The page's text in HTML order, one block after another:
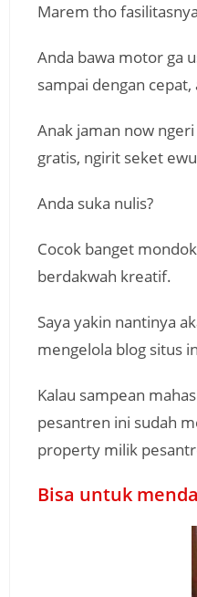
Marem tho
Anda bawa motor ga
sampai dengan
Anak jaman now
gratis, ngirit seket
Anda suka nulis?
Cocok banget
berdakwah kreatif.
Saya yakin nantinya
mengelola blog situs
Kalau sampean
pesantren ini sudah
property milik
Bisa untuk